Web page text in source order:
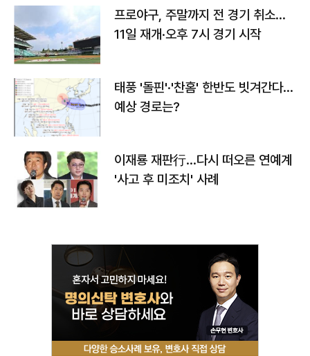
프로야구, 주말까지 전 경기 취소…
11일 재개·오후 7시 경기 시작
태풍 '돌핀'·'찬홈' 한반도 빗겨간다…
예상 경로는?
이재룡 재판行…다시 떠오른 연예계
'사고 후 미조치' 사례